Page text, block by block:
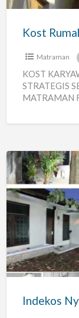
Tengah
Matraman
KOST
STRATEGIS
MATRAMAN
Indekos
Nyaman
Dan
Asri
Di
Kayumanis
Indekos